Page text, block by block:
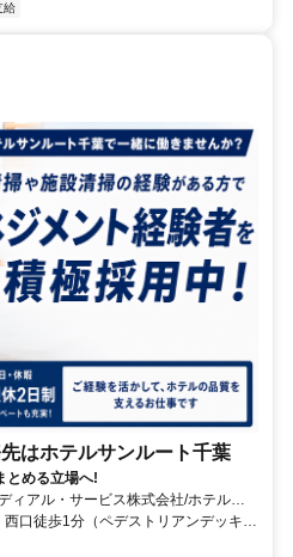
給
はホテルサンルート千葉
とめる立場へ!
ィアル・サービス株式会社/ホテルサ
口徒歩1分（ペデストリアンデッキ直
葉都市モノレール「千葉駅」徒歩5分